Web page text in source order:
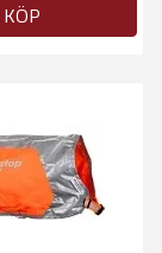
KÖP